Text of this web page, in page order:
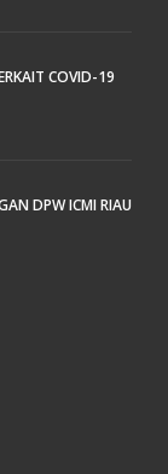
COVID-19
DPW ICMI RIAU